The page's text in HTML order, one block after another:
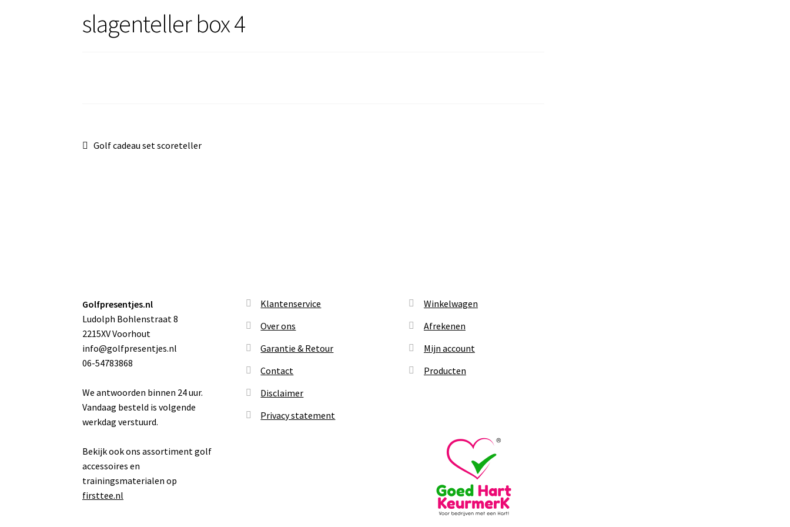
slagenteller box 4
Bericht
Vorig
Golf cadeau set scoreteller
Golfpresentjes.nl
Ludolph Bohlenstraat 8
2215XV Voorhout
info@golfpresentjes.nl
06-54783868
We antwoorden binnen 24 uur.
Vandaag besteld is volgende
werkdag verstuurd.
Bekijk ook ons assortiment golf
accessoires en
trainingsmaterialen op
firsttee.nl
Klantenservice
Over ons
Garantie & Retour
Contact
Disclaimer
Privacy statement
Winkelwagen
Afrekenen
Mijn account
Producten